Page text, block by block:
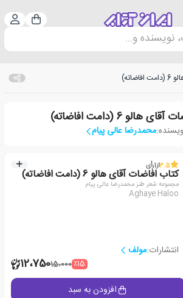
سبد
و...
هالو 6 (دامت افاضاته)
محمدرضا عالی پیام
3.5از1رأی
کتاب افاضات آقای هالو 6 (دامت افاضاته)
مجموعه شعر طنز محمدرضا عالی پیام
Aghaye Haloo
انتشارات:مولف
٪1515،00012،750
افزودن به سبد